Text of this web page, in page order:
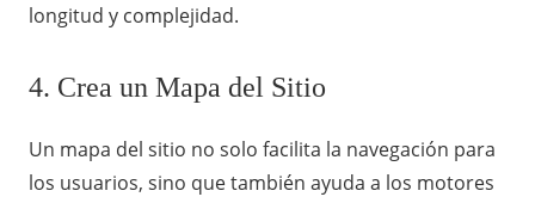
longitud y complejidad.
4. Crea un Mapa del Sitio
Un mapa del sitio no solo facilita la navegación para
los usuarios, sino que también ayuda a los motores